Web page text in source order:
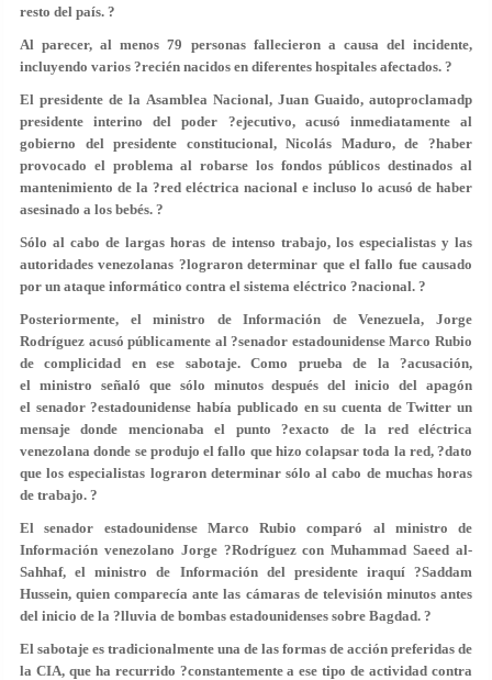
resto del país. ?
Al parecer, al menos 79 personas fallecieron a causa del incidente,
incluyendo varios ?recién nacidos en diferentes hospitales afectados. ?
El presidente de la Asamblea Nacional, Juan Guaido, autoproclamadp
presidente interino del poder ?ejecutivo, acusó inmediatamente al
gobierno del presidente constitucional, Nicolás Maduro, de ?haber
provocado el problema al robarse los fondos públicos destinados al
mantenimiento de la ?red eléctrica nacional e incluso lo acusó de haber
asesinado a los bebés. ?
Sólo al cabo de largas horas de intenso trabajo, los especialistas y las
autoridades venezolanas ?lograron determinar que el fallo fue causado
por un ataque informático contra el sistema eléctrico ?nacional. ?
Posteriormente, el ministro de Información de Venezuela, Jorge
Rodríguez acusó públicamente al ?senador estadounidense Marco Rubio
de complicidad en ese sabotaje. Como prueba de la ?acusación,
el ministro señaló que sólo minutos después del inicio del apagón
el senador ?estadounidense había publicado en su cuenta de Twitter un
mensaje donde mencionaba el punto ?exacto de la red eléctrica
venezolana donde se produjo el fallo que hizo colapsar toda la red, ?dato
que los especialistas lograron determinar sólo al cabo de muchas horas
de trabajo. ?
El senador estadounidense Marco Rubio comparó al ministro de
Información venezolano Jorge ?Rodríguez con Muhammad Saeed al-
Sahhaf, el ministro de Información del presidente iraquí ?Saddam
Hussein, quien comparecía ante las cámaras de televisión minutos antes
del inicio de la ?lluvia de bombas estadounidenses sobre Bagdad. ?
El sabotaje es tradicionalmente una de las formas de acción preferidas de
la CIA, que ha recurrido ?constantemente a ese tipo de actividad contra